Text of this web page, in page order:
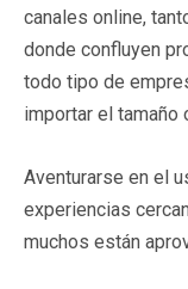
canales online,
donde confluyen
todo tipo de
importar el tamaño
Aventurarse en el
experiencias
muchos están